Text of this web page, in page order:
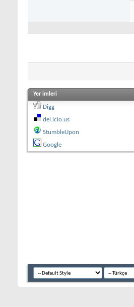
Yer imleri
Digg
del.icio.us
StumbleUpon
Google